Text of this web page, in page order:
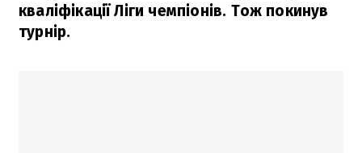
кваліфікації Ліги чемпіонів. Тож покинув
турнір.